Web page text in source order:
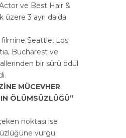
ve Best Hair &
üzere 3 ayrı dalda
filmine Seattle, Los
Bucharest ve
bir sürü ödül
MÜCEVHER
ÖLÜMSÜZLÜĞÜ”
noktası ise
vurgu